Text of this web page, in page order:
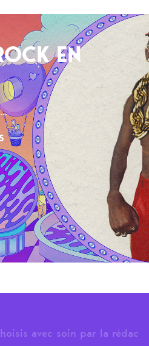
EN
avec soin par la rédac